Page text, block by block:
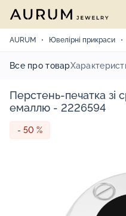
AURUM Ювелірні прикраси
Все про товар
Перстень-печатка зі
емаллю - 2226594
- 50 %